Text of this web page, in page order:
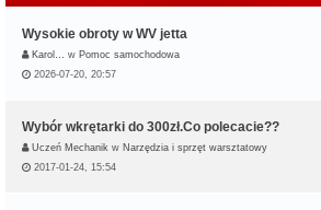
Wysokie obroty w WV jetta
Karol… w Pomoc samochodowa
2026-07-20, 20:57
Wybór wkrętarki do 300zł.Co polecacie??
Uczeń Mechanik w Narzędzia i sprzęt warsztatowy
2017-01-24, 15:54